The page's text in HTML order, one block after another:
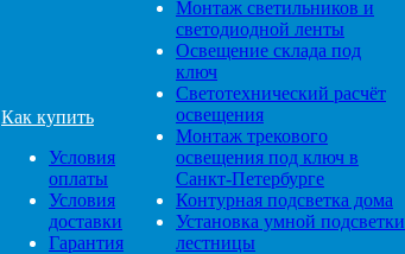
Как купить
Условия
оплаты
Условия
доставки
Гарантия
Монтаж светильников и
светодиодной ленты
Освещение склада под
ключ
Светотехнический расчёт
освещения
Монтаж трекового
освещения под ключ в
Санкт-Петербурге
Контурная подсветка дома
Установка умной подсветки
лестницы